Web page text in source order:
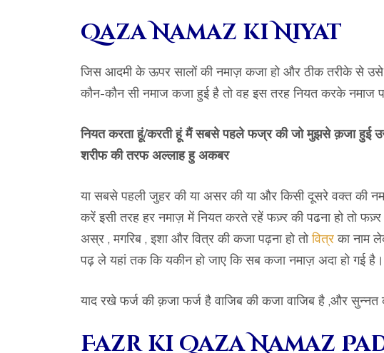
Qaza Namaz ki Niyat
जिस आदमी के ऊपर सालों की नमाज़ कजा हो और ठीक तरीके से उसे
कौन-कौन सी नमाज कजा हुई है तो वह इस तरह नियत करके नमाज
नियत करता हूं/करती हूं मैं सबसे पहले फज्र की जो मुझसे क़जा हुई
शरीफ की तरफ अल्लाह हु अकबर
या सबसे पहली जुहर की या असर की या और किसी दूसरे वक्त की
करें इसी तरह हर नमाज़ में नियत करते रहें फज़्र की पढना हो तो
अस्र , मगरिब , इशा और वित्र की कजा पढ़ना हो तोवित्रका नाम
पढ़ ले यहां तक कि यकीन हो जाए कि सब कजा नमाज़ अदा हो गई है।
याद रखे फर्ज की क़जा फर्ज है वाजिब की कजा वाजिब है ,और
Fazr ki Qaza Namaz